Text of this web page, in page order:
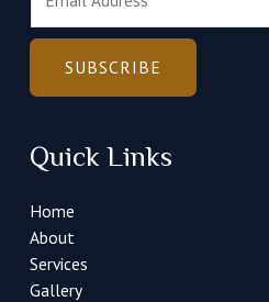
a
l
SUBSCRIBE
Quick Links
Home
About
Services
Gallery